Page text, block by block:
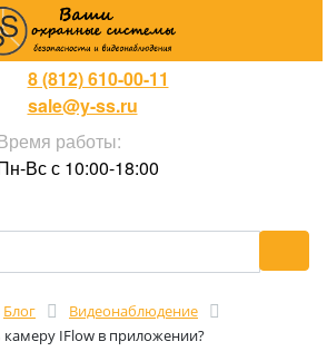
8 (812) 610-00-11
sale@y-ss.ru
работы:
Вс с 10:00-18:00
Блог
Видеонаблюдение
камеру IFlow в приложении?